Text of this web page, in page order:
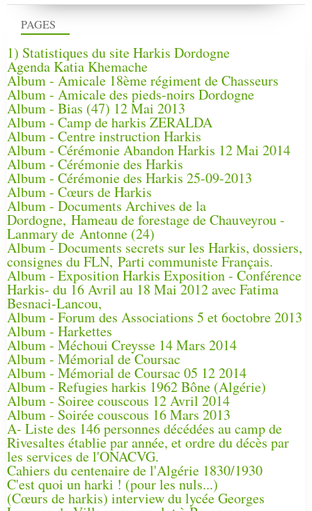
PAGES
1) Statistiques du site Harkis Dordogne
Agenda Katia Khemache
Album - Amicale 18ème régiment de Chasseurs
Album - Amicale des pieds-noirs Dordogne
Album - Bias (47) 12 Mai 2013
Album - Camp de harkis ZERALDA
Album - Centre instruction Harkis
Album - Cérémonie Abandon Harkis 12 Mai 2014
Album - Cérémonie des Harkis
Album - Cérémonie des Harkis 25-09-2013
Album - Cœurs de Harkis
Album - Documents Archives de la
Dordogne, Hameau de forestage de Chauveyrou -
Lanmary de Antonne (24)
Album - Documents secrets sur les Harkis, dossiers,
consignes du FLN, Parti communiste Français.
Album - Exposition Harkis Exposition - Conférence
Harkis- du 16 Avril au 18 Mai 2012 avec Fatima
Besnaci-Lancou,
Album - Forum des Associations 5 et 6octobre 2013
Album - Harkettes
Album - Méchoui Creysse 14 Mars 2014
Album - Mémorial de Coursac
Album - Mémorial de Coursac 05 12 2014
Album - Refugies harkis 1962 Bône (Algérie)
Album - Soiree couscous 12 Avril 2014
Album - Soirée couscous 16 Mars 2013
A- Liste des 146 personnes décédées au camp de
Rivesaltes établie par année, et ordre du décès par
les services de l'ONACVG.
Cahiers du centenaire de l'Algérie 1830/1930
C'est quoi un harki ! (pour les nuls...)
(Cœurs de harkis) interview du lycée Georges